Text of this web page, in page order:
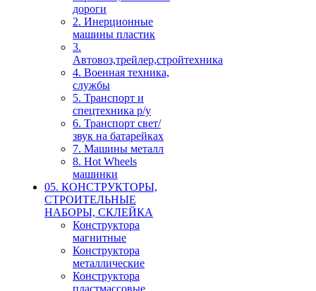
дороги
2. Инерционные
машины пластик
3.
Автовоз,трейлер,стройтехника
4. Военная техника,
службы
5. Транспорт и
спецтехника р/у
6. Транспорт свет/
звук на батарейках
7. Машины металл
8. Hot Wheels
машинки
05. КОНСТРУКТОРЫ,
СТРОИТЕЛЬНЫЕ
НАБОРЫ, СКЛЕЙКА
Конструктора
магнитные
Конструктора
металлические
Конструктора
пластмассовые